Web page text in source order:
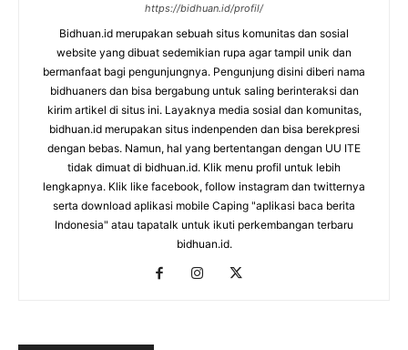
https://bidhuan.id/profil/
Bidhuan.id merupakan sebuah situs komunitas dan sosial
website yang dibuat sedemikian rupa agar tampil unik dan
bermanfaat bagi pengunjungnya. Pengunjung disini diberi nama
bidhuaners dan bisa bergabung untuk saling berinteraksi dan
kirim artikel di situs ini. Layaknya media sosial dan komunitas,
bidhuan.id merupakan situs indenpenden dan bisa berekpresi
dengan bebas. Namun, hal yang bertentangan dengan UU ITE
tidak dimuat di bidhuan.id. Klik menu profil untuk lebih
lengkapnya. Klik like facebook, follow instagram dan twitternya
serta download aplikasi mobile Caping "aplikasi baca berita
Indonesia" atau tapatalk untuk ikuti perkembangan terbaru
bidhuan.id.